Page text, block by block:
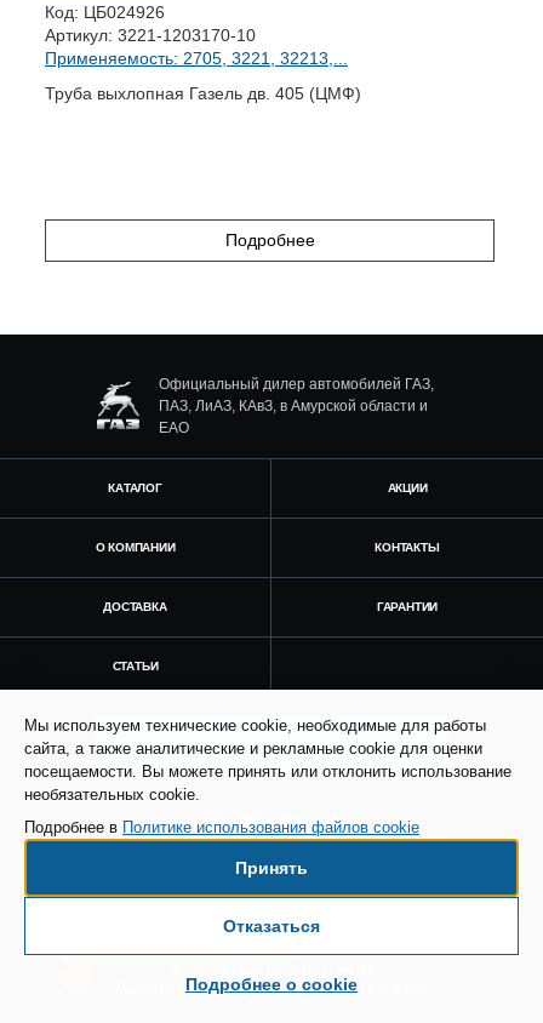
Код: ЦБ024926
Артикул: 3221-1203170-10
Применяемость: 2705, 3221, 32213,...
Труба выхлопная Газель дв. 405 (ЦМФ)
Подробнее
Официальный дилер автомобилей ГАЗ,
ПАЗ, ЛиАЗ, КАвЗ, в Амурской области и
ЕАО
КАТАЛОГ АКЦИИ
О КОМПАНИИ КОНТАКТЫ
ДОСТАВКА ГАРАНТИИ
СТАТЬИ
Получить консультацию
© Все права защищены. Информация сайта
Маркетинговая поддержка - AdCreat Digital Lab
Мы используем технические cookie, необходимые для работы
сайта, а также аналитические и рекламные cookie для оценки
посещаемости. Вы можете принять или отклонить использование
необязательных cookie.
Подробнее в Политике использования файлов cookie
Принять
Отказаться
Подробнее о cookie